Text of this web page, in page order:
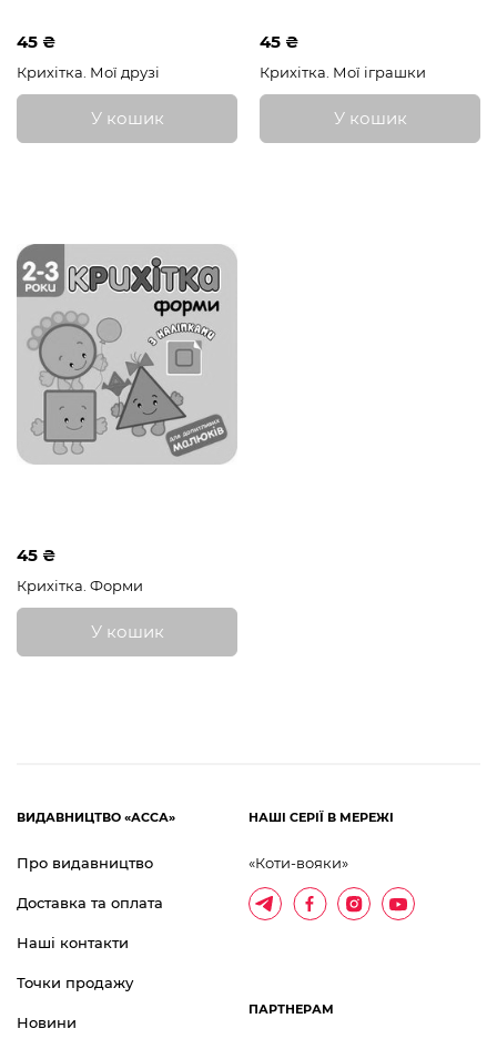
45 ₴
Крихітка. Мої друзі
У кошик
45 ₴
Крихітка. Мої іграшки
У кошик
45 ₴
Крихітка. Форми
У кошик
ВИДАВНИЦТВО «АССА»
Про видавництво
Доставка та оплата
Наші контакти
Точки продажу
Новини
НАШІ СЕРІЇ В МЕРЕЖІ
«Коти-вояки»
ПАРТНЕРАМ